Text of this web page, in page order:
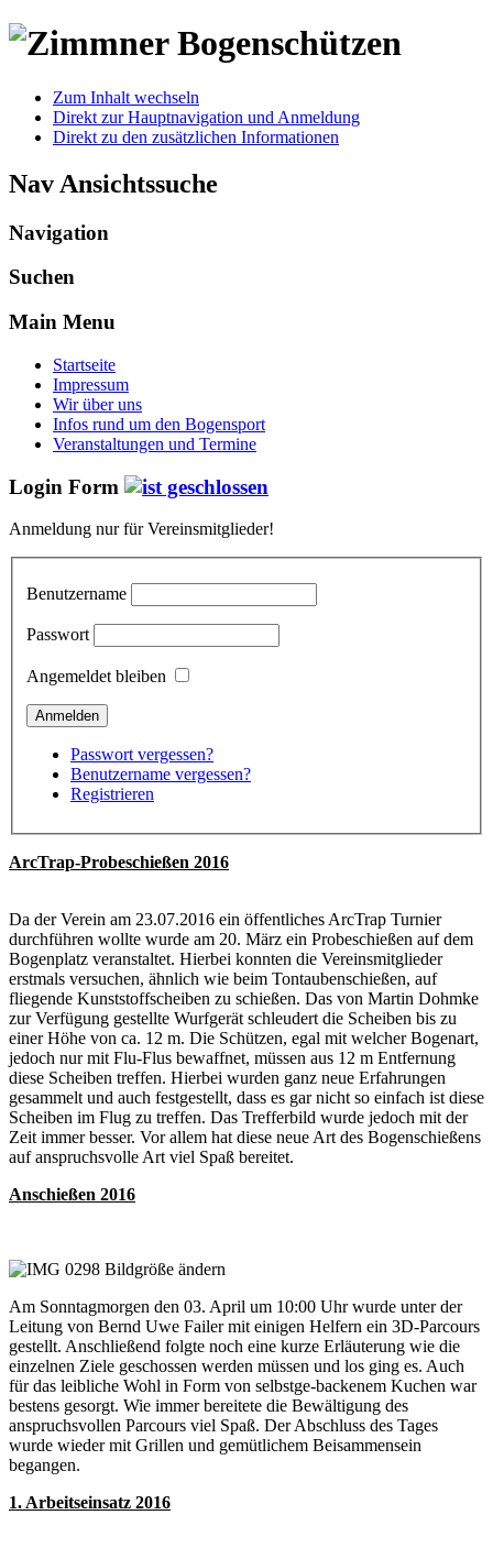
Zum Inhalt wechseln
Direkt zur Hauptnavigation und Anmeldung
Direkt zu den zusätzlichen Informationen
Nav Ansichtssuche
Navigation
Suchen
Main Menu
Startseite
Impressum
Wir über uns
Infos rund um den Bogensport
Veranstaltungen und Termine
Login Form
Anmeldung nur für Vereinsmitglieder!
Benutzername
Passwort
Angemeldet bleiben
Passwort vergessen?
Benutzername vergessen?
Registrieren
ArcTrap-Probeschießen 2016
Da der Verein am 23.07.2016 ein öffentliches ArcTrap Turnier
durchführen wollte wurde am 20. März ein Probeschießen auf dem
Bogenplatz veranstaltet. Hierbei konnten die Vereinsmitglieder
erstmals versuchen, ähnlich wie beim Tontaubenschießen, auf
fliegende Kunststoffscheiben zu schießen. Das von Martin Dohmke
zur Verfügung gestellte Wurfgerät schleudert die Scheiben bis zu
einer Höhe von ca. 12 m. Die Schützen, egal mit welcher Bogenart,
jedoch nur mit Flu-Flus bewaffnet, müssen aus 12 m Entfernung
diese Scheiben treffen. Hierbei wurden ganz neue Erfahrungen
gesammelt und auch festgestellt, dass es gar nicht so einfach ist diese
Scheiben im Flug zu treffen. Das Trefferbild wurde jedoch mit der
Zeit immer besser. Vor allem hat diese neue Art des Bogenschießens
auf anspruchsvolle Art viel Spaß bereitet.
Anschießen 2016
Am Sonntagmorgen den 03. April um 10:00 Uhr wurde unter der
Leitung von Bernd Uwe Failer mit einigen Helfern ein 3D-Parcours
gestellt. Anschließend folgte noch eine kurze Erläuterung wie die
einzelnen Ziele geschossen werden müssen und los ging es. Auch
für das leibliche Wohl in Form von selbstge-backenem Kuchen war
bestens gesorgt. Wie immer bereitete die Bewältigung des
anspruchsvollen Parcours viel Spaß. Der Abschluss des Tages
wurde wieder mit Grillen und gemütlichem Beisammensein
begangen.
1. Arbeitseinsatz 2016